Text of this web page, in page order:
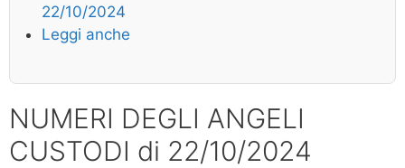
22/10/2024
Leggi anche
NUMERI DEGLI ANGELI
CUSTODI di 22/10/2024